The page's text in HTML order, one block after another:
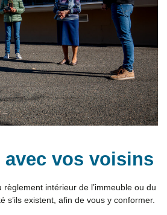
avec vos voisins
intérieur de l’immeuble ou du
s’ils existent, afin de vous y conformer.